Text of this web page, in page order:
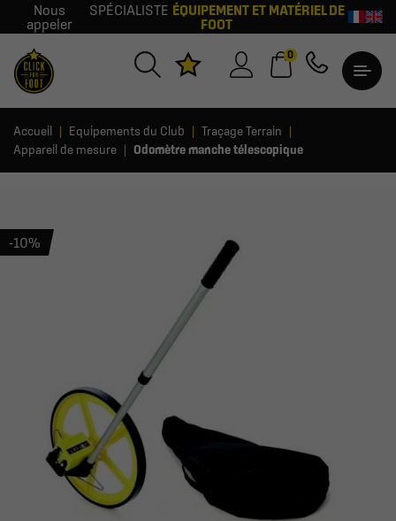
Nous
appeler
SPÉCIALISTE ÉQUIPEMENT ET MATÉRIEL DE
FOOT
0
Accueil Equipements du Club
Traçage Terrain
Appareil de mesure
Odomètre manche télescopique
-10%